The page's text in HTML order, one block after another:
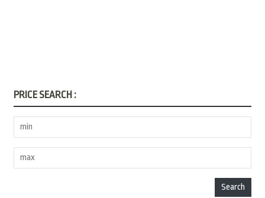
PRICE SEARCH :
Search